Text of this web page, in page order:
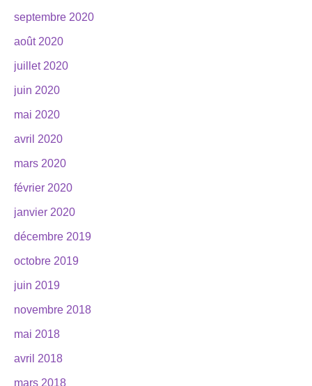
septembre 2020
août 2020
juillet 2020
juin 2020
mai 2020
avril 2020
mars 2020
février 2020
janvier 2020
décembre 2019
octobre 2019
juin 2019
novembre 2018
mai 2018
avril 2018
mars 2018